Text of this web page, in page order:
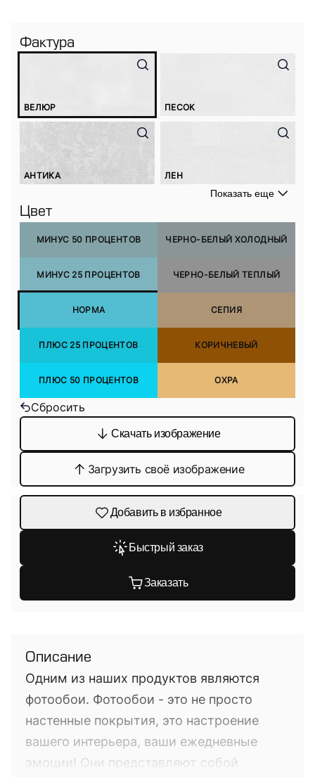
Фактура
ВЕЛЮР ПЕСОК
АНТИКА ЛЕН
Показать еще
Цвет
МИНУС 50 ПРОЦЕНТОВ
МИНУС 25 ПРОЦЕНТОВ
НОРМА
ПЛЮС 25 ПРОЦЕНТОВ
ПЛЮС 50 ПРОЦЕНТОВ
ЧЕРНО-БЕЛЫЙ ХОЛОДНЫЙ
ЧЕРНО-БЕЛЫЙ ТЕПЛЫЙ
СЕПИЯ
КОРИЧНЕВЫЙ
ОХРА
Сбросить
Скачать изображение
Загрузить своё изображение
Добавить в избранное
Быстрый заказ
Заказать
Описание
Одним из наших продуктов являются
фотообои. Фотообои - это не просто
настенные покрытия, это настроение
вашего интерьера, ваши ежедневные
эмоции! Они представляют собой